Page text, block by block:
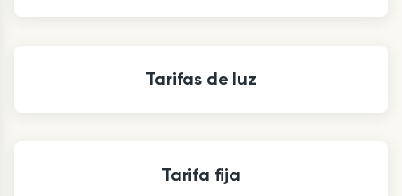
Tarifas de luz
Tarifa fija